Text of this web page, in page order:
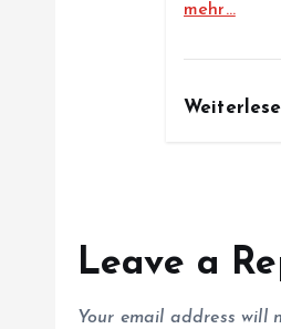
mehr…
Leave a
Your email address will